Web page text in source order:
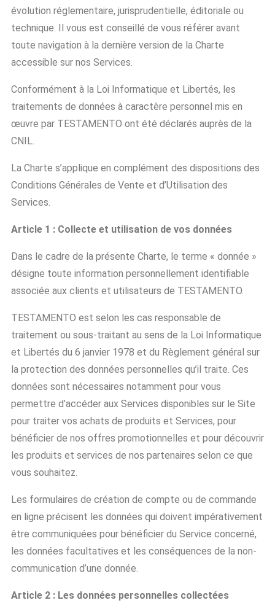
évolution réglementaire, jurisprudentielle, éditoriale ou
technique. Il vous est conseillé de vous référer avant
toute navigation à la dernière version de la Charte
accessible sur nos Services.
Conformément à la Loi Informatique et Libertés, les
traitements de données à caractère personnel mis en
œuvre par TESTAMENTO ont été déclarés auprès de la
CNIL.
La Charte s’applique en complément des dispositions des
Conditions Générales de Vente et d’Utilisation des
Services.
Article 1 : Collecte et utilisation de vos données
Dans le cadre de la présente Charte, le terme « donnée »
désigne toute information personnellement identifiable
associée aux clients et utilisateurs de TESTAMENTO.
TESTAMENTO est selon les cas responsable de
traitement ou sous-traitant au sens de la Loi Informatique
et Libertés du 6 janvier 1978 et du Règlement général sur
la protection des données personnelles qu’il traite. Ces
données sont nécessaires notamment pour vous
permettre d’accéder aux Services disponibles sur le Site
pour traiter vos achats de produits et Services, pour
bénéficier de nos offres promotionnelles et pour découvrir
les produits et services de nos partenaires selon ce que
vous souhaitez.
Les formulaires de création de compte ou de commande
en ligne précisent les données qui doivent impérativement
être communiquées pour bénéficier du Service concerné,
les données facultatives et les conséquences de la non-
communication d’une donnée.
Article 2 : Les données personnelles collectées